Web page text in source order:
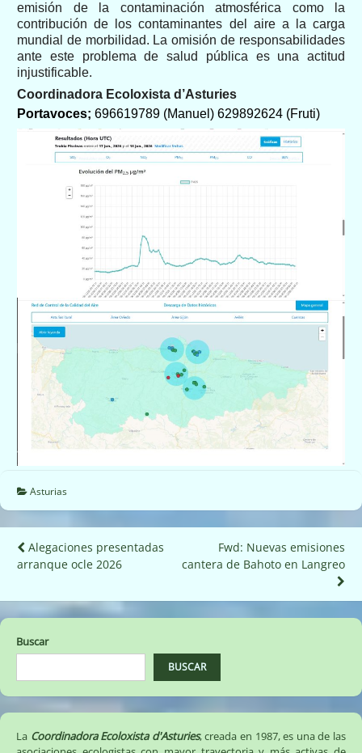
emisión de la contaminación atmosférica como la
contribución de los contaminantes del aire a la carga
mundial de morbilidad. La omisión de responsabilidades
ante este problema de salud pública es una actitud
injustificable.
Coordinadora Ecoloxista d’Asturies
Portavoces; 696619789 (Manuel) 629892624 (Fruti)
Asturias
Navegación
de
entradas
Alegaciones presentadas
arranque ocle 2026
Fwd: Nuevas emisiones
cantera de Bahoto en Langreo
Buscar
BUSCAR
La Coordinadora Ecoloxista d'Asturies, creada en 1987, es una de las